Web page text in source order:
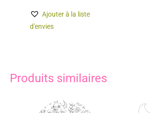
Ajouter à la liste
d'envies
Produits similaires